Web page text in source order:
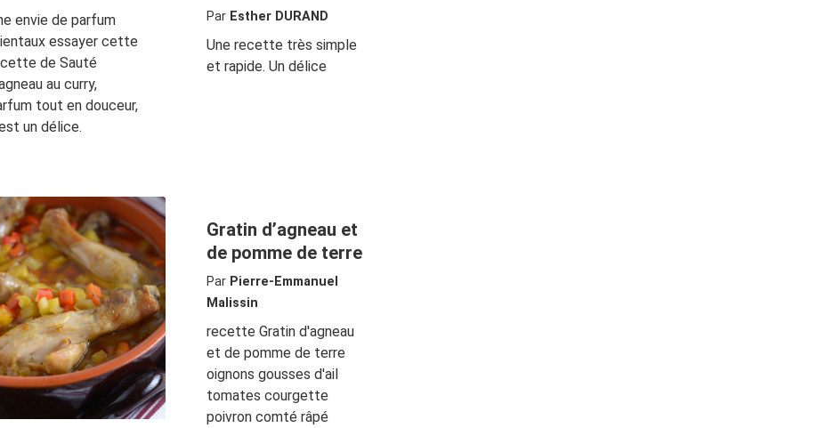
envie de parfum
essayer cette
de Sauté
au curry,
tout en douceur,
un délice.
Par Esther DURAND
Une recette très simple
et rapide. Un délice
Gratin d’agneau et
de pomme de terre
Par Pierre-Emmanuel
Malissin
recette Gratin d'agneau
et de pomme de terre
oignons gousses d'ail
tomates courgette
poivron comté râpé